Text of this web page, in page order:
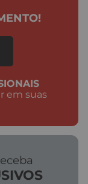
em suas